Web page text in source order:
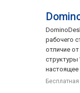
рабочего
отличие
структуры
настоящее
Бесплатная